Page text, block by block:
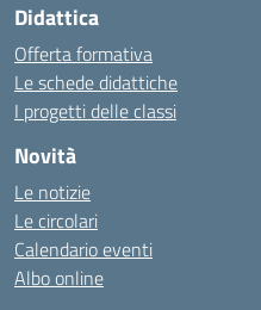
Didattica
Offerta formativa
Le schede didattiche
I progetti delle classi
Novità
Le notizie
Le circolari
Calendario eventi
Albo online